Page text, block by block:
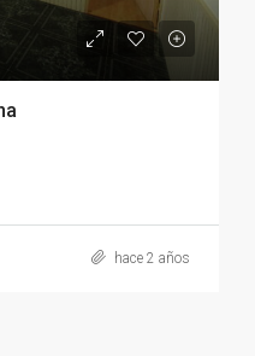
hace 2 años